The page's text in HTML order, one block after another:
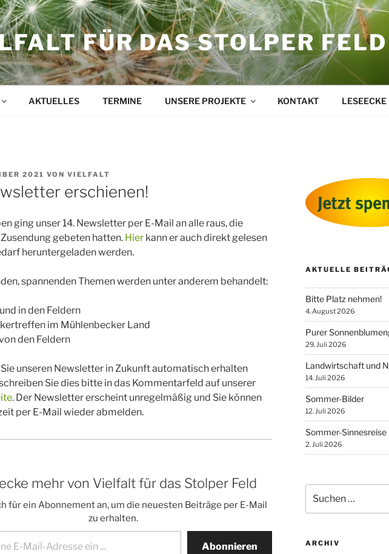
FÜR DAS STOLPER FELD
AKTUELLES TERMINE UNSERE PROJEKTE KONTAKT LESEECKE
2021 VON VIELFALT
erschienen!
ging unser 14. Newsletter per E-Mail an alle raus, die
gebeten hatten. Hier kann er auch direkt gelesen
heruntergeladen werden.
spannenden Themen werden unter anderem behandelt:
in den Feldern
im Mühlenbecker Land
den Feldern
Sie unseren Newsletter in Zukunft automatisch erhalten
Sie dies bitte in das Kommentarfeld auf unserer
. Der Newsletter erscheint unregelmäßig und Sie können
per E-Mail wieder abmelden.
mehr von Vielfalt für das Stolper Feld
für ein Abonnement an, um die neuesten Beiträge per E-Mail
zu erhalten.
Abonnieren
AKTUELLE
Bitte Platz nehmen!
4. August 2026
Purer
29. Juli 2026
Landwirtschaft und
14. Juli 2026
Sommer-Bilder
12. Juli 2026
Sommer-Sinnesreise
2. Juli 2026
nach:
ARCHIV